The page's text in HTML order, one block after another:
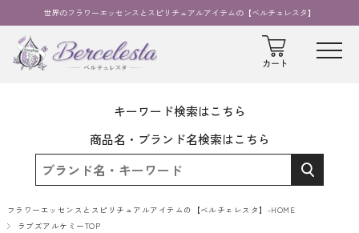
世界のフラワーエッセンスとスピリチュアルアイテムの【ベルチェレスタ】
キーワード検索はこちら
商品名・ブランド名検索はこちら
フラワーエッセンスとスピリチュアルアイテムの【ベルチェレスタ】-HOME
ラブズアルケミーTOP